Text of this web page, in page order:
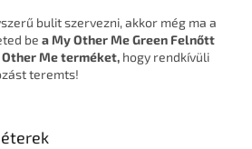
bulit szervezni, akkor még ma a
be a My Other Me Green Felnőtt
Me terméket, hogy rendkívüli
teremts!